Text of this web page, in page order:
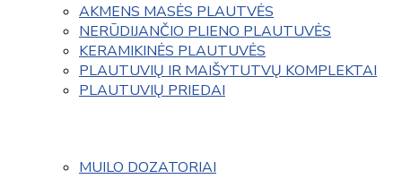
AKMENS MASĖS PLAUTVĖS
NERŪDIJANČIO PLIENO PLAUTUVĖS
KERAMIKINĖS PLAUTUVĖS
PLAUTUVIŲ IR MAIŠYTUTVŲ KOMPLEKTAI
PLAUTUVIŲ PRIEDAI
MUILO DOZATORIAI